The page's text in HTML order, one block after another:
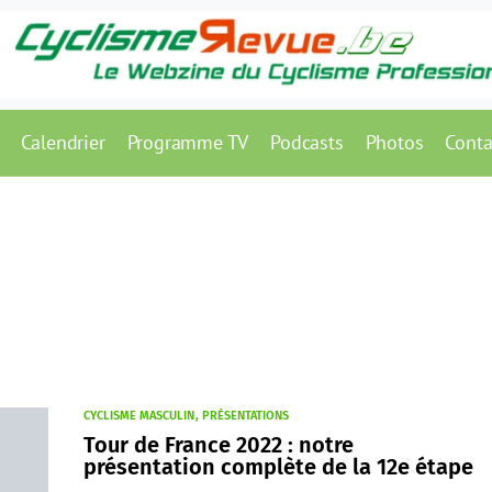
Calendrier Programme TV Podcasts Photos
CYCLISME MASCULIN PRÉSENTATIONS
Tour de France 2022 : notre
présentation complète de la 12e étape